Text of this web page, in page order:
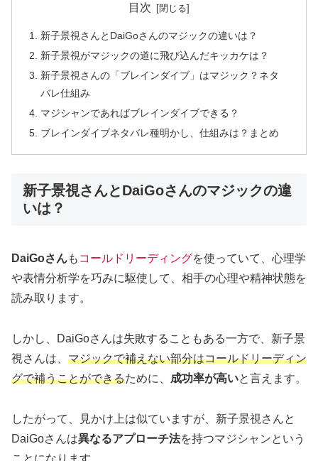
目次
新子景視さんとDaiGoさんのマジックの違いは？
新子景視がマジックの道に飛び込んだキッカケは？
新子景視さんの「ブレインダイブ」はマジック？ネタ
バレ仕組み
マジシャンであればブレインダイブできる？
ブレインダイブネタバレ種明かし、仕組みは？まとめ
新子景視さんとDaiGoさんのマジックの違
いは？
DaiGoさんも コールドリーディングを使っていて、心理学
や表情分析学を巧みに駆使して、相手の心理や精神状態を
読み取ります。
しかし、DaiGoさんは失敗することもある一方で、新子景
視さんは、 マジックで補えない部分はコールドリーディン
グで補うことができるために、 成功率が高いと言えます。
したがって、見かけ上は似ていますが、新子景視さんと
DaiGoさんは異なるアプローチ法を持つマジシャンという
ことになります。